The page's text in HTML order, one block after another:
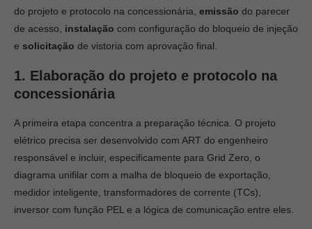
do projeto e protocolo na concessionária, emissão do parecer
de acesso, instalação com configuração do bloqueio de injeção
e solicitação de vistoria com aprovação final.
1. Elaboração do projeto e protocolo na
concessionária
A primeira etapa concentra a preparação técnica. O projeto
elétrico precisa ser desenvolvido com ART do engenheiro
responsável e incluir, especificamente para Grid Zero, o
diagrama unifilar com a malha de bloqueio de exportação,
medidor inteligente, transformadores de corrente (TCs),
inversor com função PEL e a lógica de comunicação entre eles.